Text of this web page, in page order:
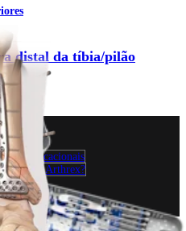
distal da tíbia/pilão
educacionais
novo na Arthrex?